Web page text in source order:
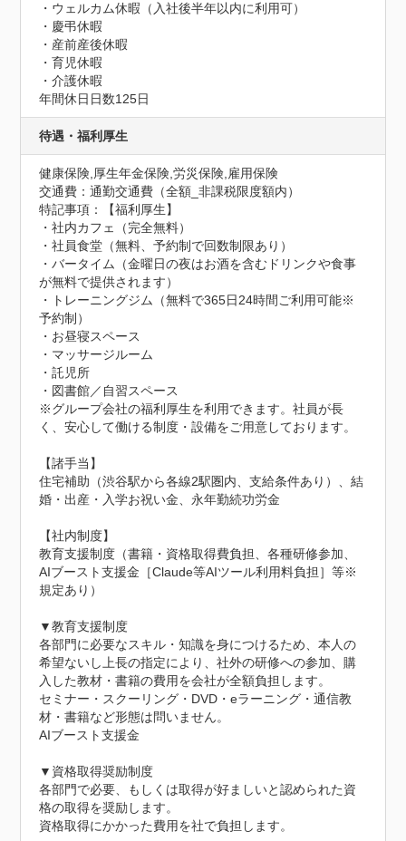
・ウェルカム休暇（入社後半年以内に利用可）
・慶弔休暇
・産前産後休暇
・育児休暇
・介護休暇
年間休日日数125日
待遇・福利厚生
健康保険,厚生年金保険,労災保険,雇用保険
交通費：通勤交通費（全額_非課税限度額内）
特記事項：【福利厚生】
・社内カフェ（完全無料）
・社員食堂（無料、予約制で回数制限あり）
・バータイム（金曜日の夜はお酒を含むドリンクや食事
が無料で提供されます）
・トレーニングジム（無料で365日24時間ご利用可能※
予約制）
・お昼寝スペース
・マッサージルーム
・託児所
・図書館／自習スペース
※グループ会社の福利厚生を利用できます。社員が長
く、安心して働ける制度・設備をご用意しております。
【諸手当】
住宅補助（渋谷駅から各線2駅圏内、支給条件あり）、結
婚・出産・入学お祝い金、永年勤続功労金
【社内制度】
教育支援制度（書籍・資格取得費負担、各種研修参加、
AIブースト支援金［Claude等AIツール利用料負担］等※
規定あり）
▼教育支援制度
各部門に必要なスキル・知識を身につけるため、本人の
希望ないし上長の指定により、社外の研修への参加、購
入した教材・書籍の費用を会社が全額負担します。
セミナー・スクーリング・DVD・eラーニング・通信教
材・書籍など形態は問いません。
AIブースト支援金
▼資格取得奨励制度
各部門で必要、もしくは取得が好ましいと認められた資
格の取得を奨励します。
資格取得にかかった費用を社で負担します。